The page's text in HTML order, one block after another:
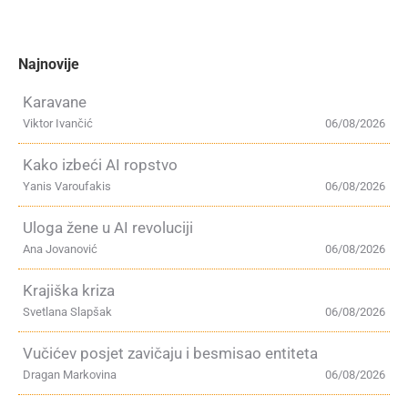
Najnovije
Karavane
06/08/2026
Viktor Ivančić
Kako izbeći AI ropstvo
06/08/2026
Yanis Varoufakis
Uloga žene u AI revoluciji
06/08/2026
Ana Jovanović
Krajiška kriza
06/08/2026
Svetlana Slapšak
Vučićev posjet zavičaju i besmisao entiteta
06/08/2026
Dragan Markovina